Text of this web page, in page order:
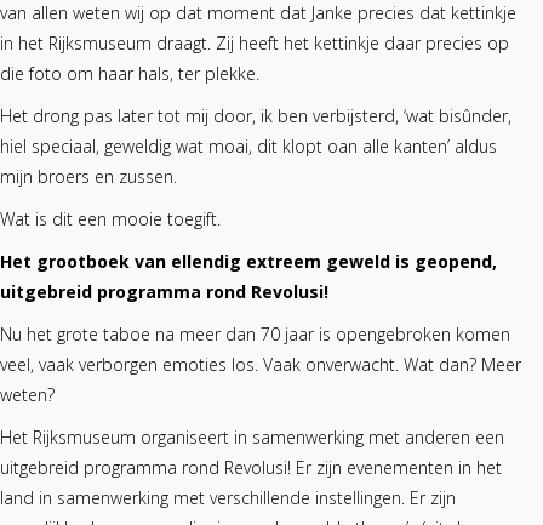
van allen weten wij op dat moment dat Janke precies dat kettinkje
in het Rijksmuseum draagt. Zij heeft het kettinkje daar precies op
die foto om haar hals, ter plekke.
Het drong pas later tot mij door, ik ben verbijsterd, ‘wat bisûnder,
hiel speciaal, geweldig wat moai, dit klopt oan alle kanten’ aldus
mijn broers en zussen.
Wat is dit een mooie toegift.
Het grootboek van ellendig extreem geweld is geopend,
uitgebreid programma rond Revolusi!
Nu het grote taboe na meer dan 70 jaar is opengebroken komen
veel, vaak verborgen emoties los. Vaak onverwacht. Wat dan? Meer
weten?
Het Rijksmuseum organiseert in samenwerking met anderen een
uitgebreid programma rond Revolusi! Er zijn evenementen in het
land in samenwerking met verschillende instellingen. Er zijn